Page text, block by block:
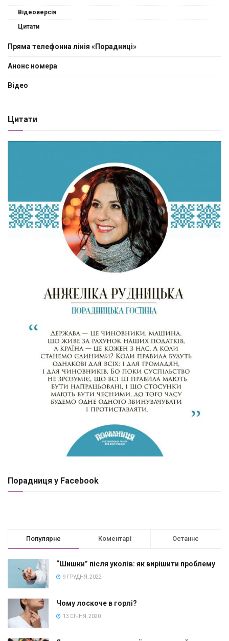
Відеоверсія
Цитати
Пряма телефонна лінія «Порадниці»
Анонс номера
Відео
Цитати
Порадниця у Facebook
Популярне Коментарі Останнє
“Шишки” після уколів: як вирішити проблему
9 ГРУДНЯ, 2022
Чому лоскоче в горлі?
13 СІЧНЯ, 2020